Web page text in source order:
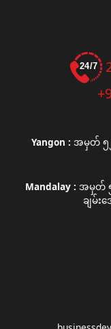
Yangon : အမှတ် ၅
Mandalay : အမှတ် ၅
ချမ်း